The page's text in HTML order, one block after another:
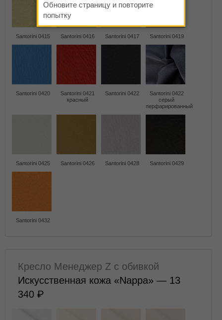
Santorini 0415 Santorini 0416 Santorini 0417 Santorini 0419
Santorini 0420
Santorini 0421
красный
Santorini 0422
Santorini 0422
серый
перфарированный
Santorini 0425 Santorini 0426 Santorini 0428 Santorini 0429
Santorini 0432
Кресло Менеджер Z с обивкой
Искусственная кожа «Nappa» — 13
340
Обновите страницу и повторите
попытку